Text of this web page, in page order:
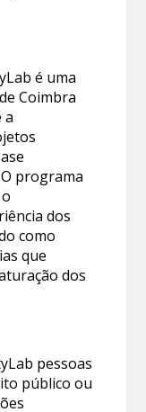
é uma
Coimbra
a
programa
dos
como
que
dos
pessoas
público ou